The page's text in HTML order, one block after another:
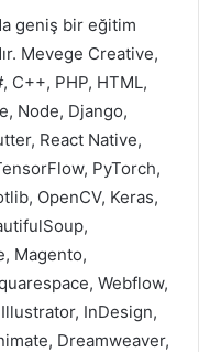
geniş bir eğitim
Mevege Creative,
C++, PHP, HTML,
Node, Django,
React Native,
PyTorch,
OpenCV, Keras,
Magento,
Webflow,
InDesign,
Dreamweaver,